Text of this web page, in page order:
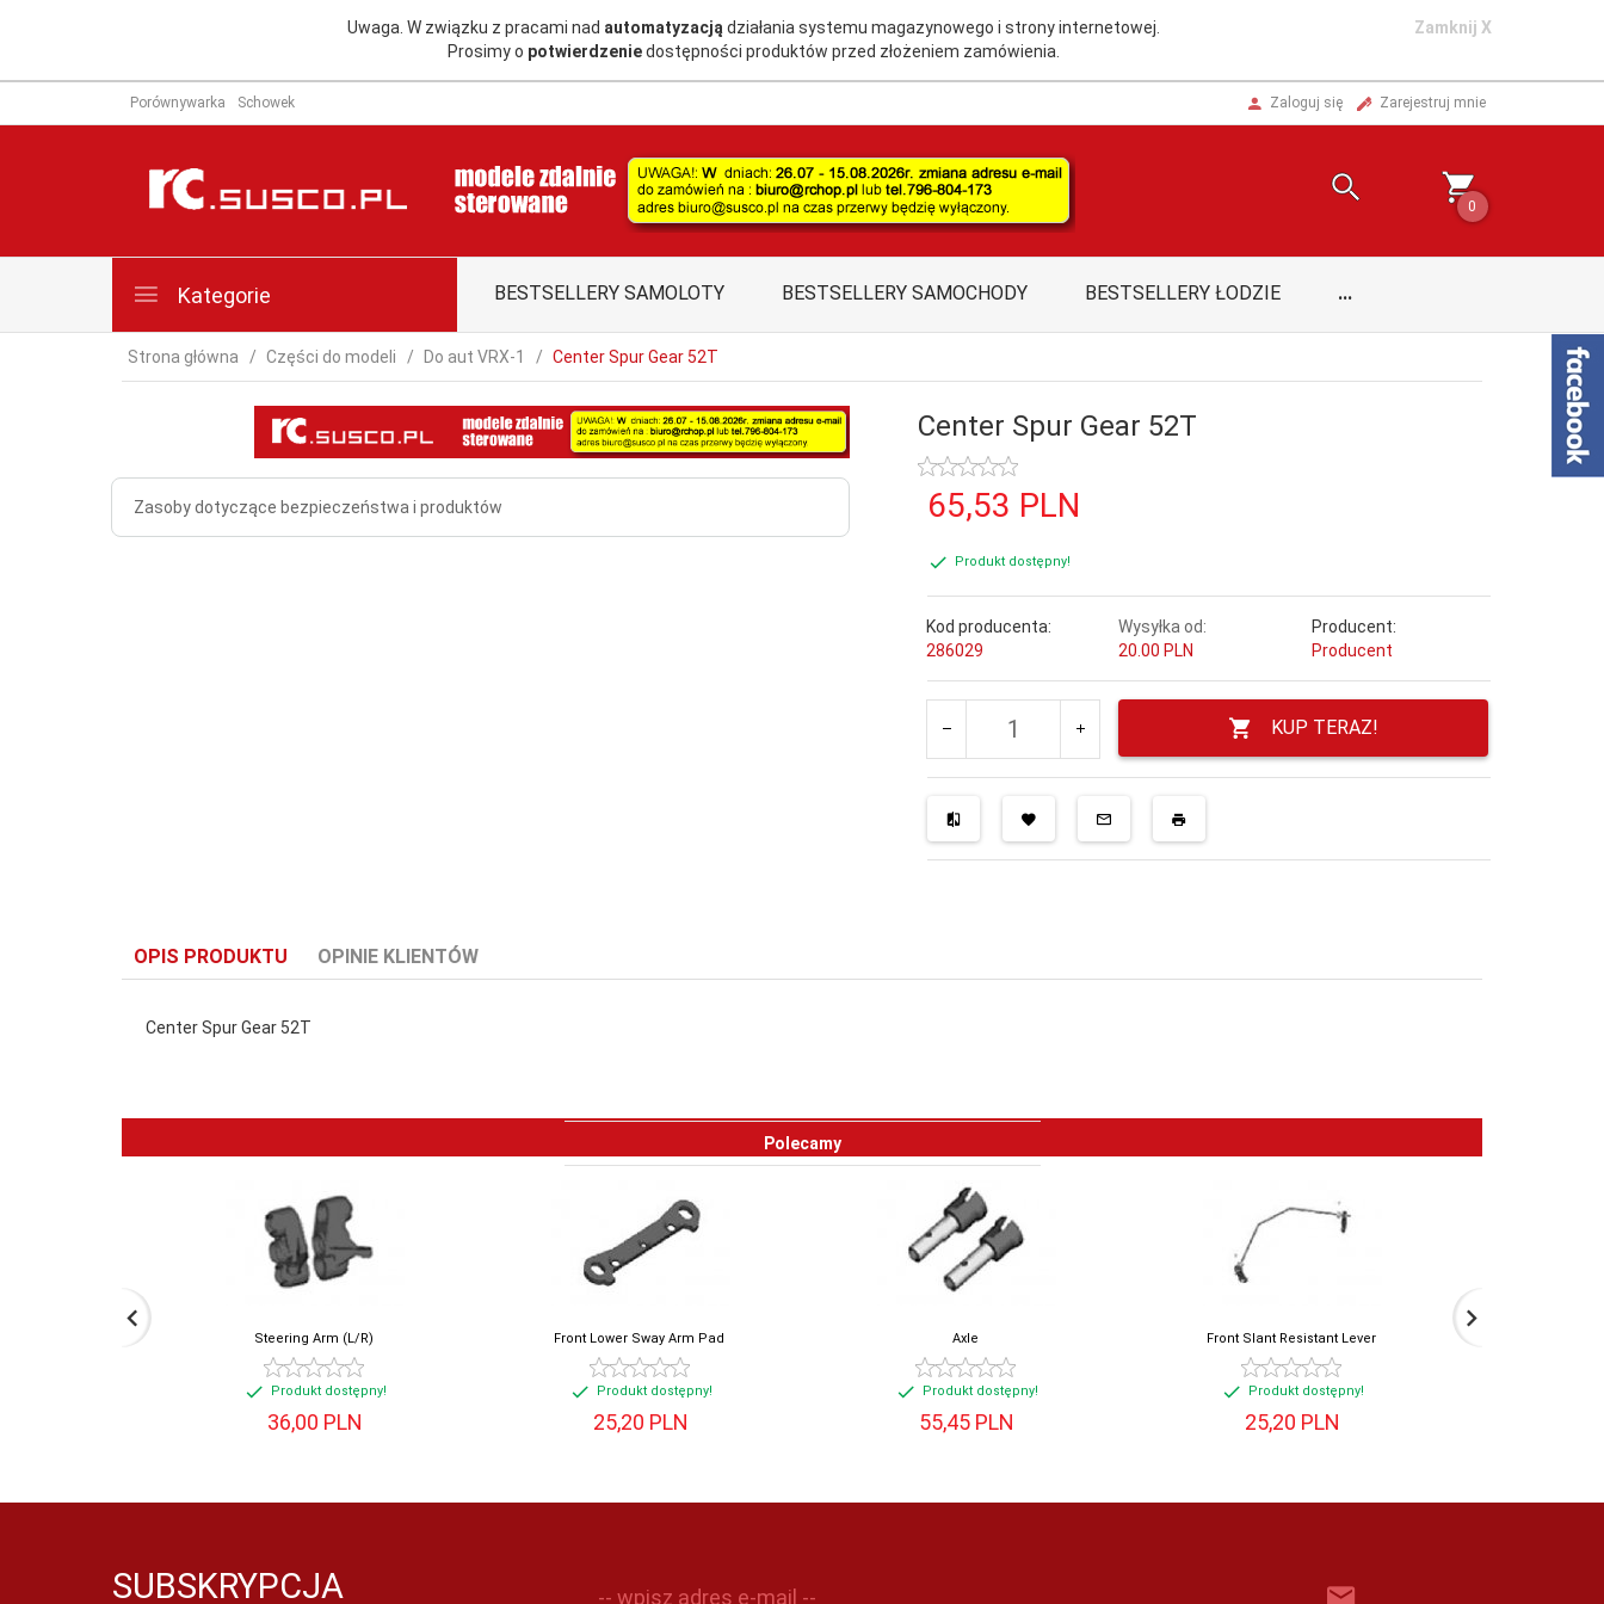
Uwaga. W związku z pracami nad automatyzacjądziałania systemu magazynowego i strony internetowej.
Prosimy o potwierdzeniedostępności produktów przed złożeniem zamówienia.
Zamknij X
Porównywarka Schowek Zaloguj się Zarejestruj mnie
0
Kategorie BESTSELLERY SAMOLOTY BESTSELLERY SAMOCHODY BESTSELLERY ŁODZIE ...
Strona główna Części do modeli Do aut VRX-1 Center Spur Gear 52T
Zasoby dotyczące bezpieczeństwa i produktów
Center Spur Gear 52T
65,53 PLN
Produkt dostępny!
Kod producenta:
286029
Wysyłka od:
20.00 PLN
Producent:
Producent
KUP TERAZ!
OPIS PRODUKTU OPINIE KLIENTÓW
Center Spur Gear 52T
Polecamy
Steering Arm (L/R)
Produkt dostępny!
36,00 PLN
Front Lower Sway Arm Pad
Produkt dostępny!
25,20 PLN
Axle
Produkt dostępny!
55,45 PLN
Front Slant Resistant Lever
Produkt dostępny!
25,20 PLN
SUBSKRYPCJA -- wpisz adres e-mail --